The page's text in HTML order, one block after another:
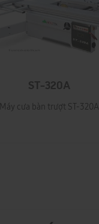
ST-320A
Máy cưa bàn trượt ST-320A